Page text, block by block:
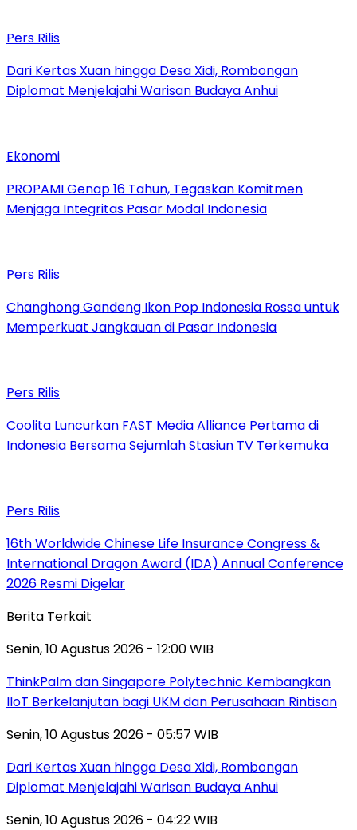
Pers Rilis
Dari Kertas Xuan hingga Desa Xidi, Rombongan
Diplomat Menjelajahi Warisan Budaya Anhui
Ekonomi
PROPAMI Genap 16 Tahun, Tegaskan Komitmen
Menjaga Integritas Pasar Modal Indonesia
Pers Rilis
Changhong Gandeng Ikon Pop Indonesia Rossa untuk
Memperkuat Jangkauan di Pasar Indonesia
Pers Rilis
Coolita Luncurkan FAST Media Alliance Pertama di
Indonesia Bersama Sejumlah Stasiun TV Terkemuka
Pers Rilis
16th Worldwide Chinese Life Insurance Congress &
International Dragon Award (IDA) Annual Conference
2026 Resmi Digelar
Berita Terkait
Senin, 10 Agustus 2026 - 12:00 WIB
ThinkPalm dan Singapore Polytechnic Kembangkan
IIoT Berkelanjutan bagi UKM dan Perusahaan Rintisan
Senin, 10 Agustus 2026 - 05:57 WIB
Dari Kertas Xuan hingga Desa Xidi, Rombongan
Diplomat Menjelajahi Warisan Budaya Anhui
Senin, 10 Agustus 2026 - 04:22 WIB